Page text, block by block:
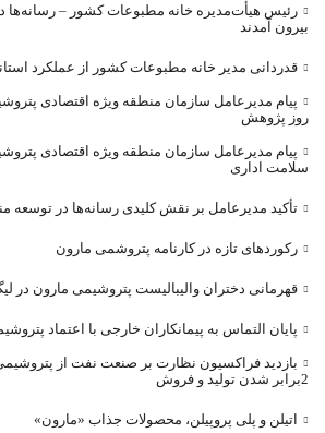
بیرون آمدند
قدردانی مدیر خانه مطبوعات کشور از عملکرد
پیام مدیرعامل سازمان منطقه ویژه اقتصادی
روز پژوهش
پیام مدیرعامل سازمان منطقه ویژه اقتصادی
سلامت اداری
تأکید مدیرعامل بر نقش کلیدی رسانه‌ها در توسعه
رکوردهای تازه در کارنامه پتروشمی مارون
قهرمانی دختران والیبالیست پتروشیمی مارون در
پایان التماس به پیمانکاران خارجی با اعتماد
بازديد فراکسيون نظارت بر صنعت نفت از
2برابر شدن توليد و فروش
اتیلن و پلی پروپیلن، محصولات جذاب «مارون»